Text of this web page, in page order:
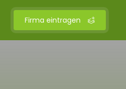
Firma eintragen